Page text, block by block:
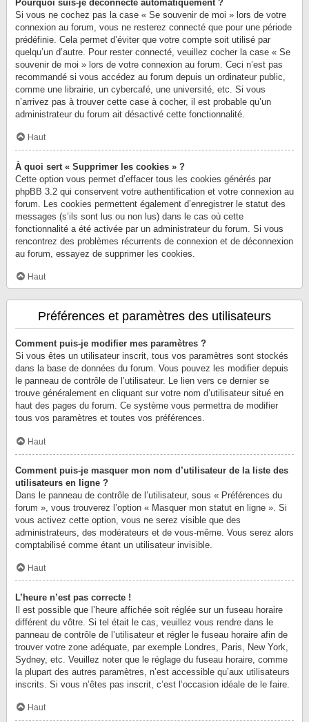
Pourquoi suis-je déconnecté automatiquement ?
Si vous ne cochez pas la case « Se souvenir de moi » lors de votre
connexion au forum, vous ne resterez connecté que pour une période
prédéfinie. Cela permet d’éviter que votre compte soit utilisé par
quelqu’un d’autre. Pour rester connecté, veuillez cocher la case « Se
souvenir de moi » lors de votre connexion au forum. Ceci n’est pas
recommandé si vous accédez au forum depuis un ordinateur public,
comme une librairie, un cybercafé, une université, etc. Si vous
n’arrivez pas à trouver cette case à cocher, il est probable qu’un
administrateur du forum ait désactivé cette fonctionnalité.
Haut
À quoi sert « Supprimer les cookies » ?
Cette option vous permet d’effacer tous les cookies générés par
phpBB 3.2 qui conservent votre authentification et votre connexion au
forum. Les cookies permettent également d’enregistrer le statut des
messages (s’ils sont lus ou non lus) dans le cas où cette
fonctionnalité a été activée par un administrateur du forum. Si vous
rencontrez des problèmes récurrents de connexion et de déconnexion
au forum, essayez de supprimer les cookies.
Haut
Préférences et paramètres des utilisateurs
Comment puis-je modifier mes paramètres ?
Si vous êtes un utilisateur inscrit, tous vos paramètres sont stockés
dans la base de données du forum. Vous pouvez les modifier depuis
le panneau de contrôle de l’utilisateur. Le lien vers ce dernier se
trouve généralement en cliquant sur votre nom d’utilisateur situé en
haut des pages du forum. Ce système vous permettra de modifier
tous vos paramètres et toutes vos préférences.
Haut
Comment puis-je masquer mon nom d’utilisateur de la liste des
utilisateurs en ligne ?
Dans le panneau de contrôle de l’utilisateur, sous « Préférences du
forum », vous trouverez l’option « Masquer mon statut en ligne ». Si
vous activez cette option, vous ne serez visible que des
administrateurs, des modérateurs et de vous-même. Vous serez alors
comptabilisé comme étant un utilisateur invisible.
Haut
L’heure n’est pas correcte !
Il est possible que l’heure affichée soit réglée sur un fuseau horaire
différent du vôtre. Si tel était le cas, veuillez vous rendre dans le
panneau de contrôle de l’utilisateur et régler le fuseau horaire afin de
trouver votre zone adéquate, par exemple Londres, Paris, New York,
Sydney, etc. Veuillez noter que le réglage du fuseau horaire, comme
la plupart des autres paramètres, n’est accessible qu’aux utilisateurs
inscrits. Si vous n’êtes pas inscrit, c’est l’occasion idéale de le faire.
Haut